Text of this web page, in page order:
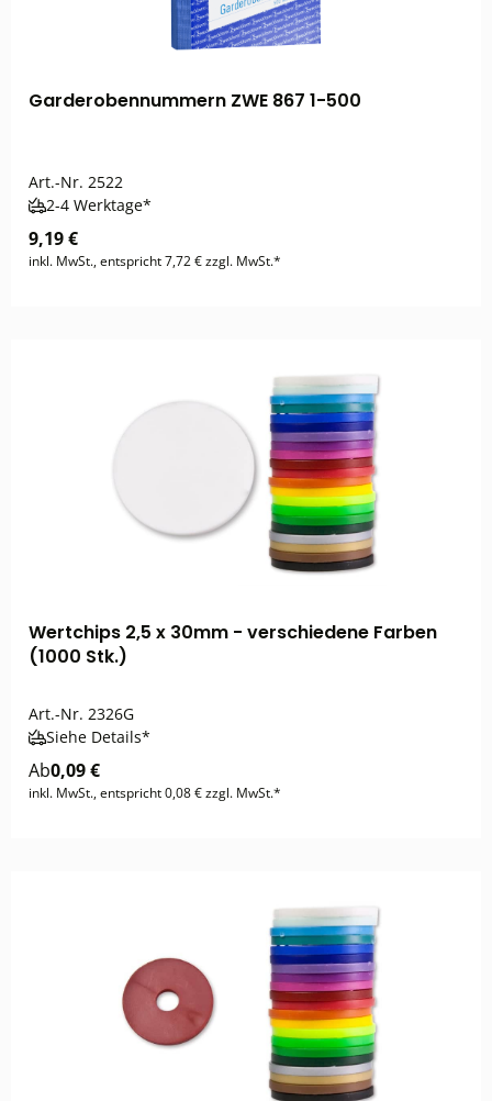
Garderobennummern ZWE 867 1-500
Art.-Nr. 2522
2-4 Werktage*
9,19 €
inkl. MwSt., entspricht 7,72 € zzgl. MwSt.*
Wertchips 2,5 x 30mm - verschiedene Farben
(1000 Stk.)
Art.-Nr. 2326G
Siehe Details*
Ab0,09 €
inkl. MwSt., entspricht 0,08 € zzgl. MwSt.*